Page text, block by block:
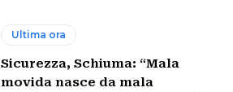
Ultima ora
Sicurezza, Schiuma: “Mala
movida nasce da mala